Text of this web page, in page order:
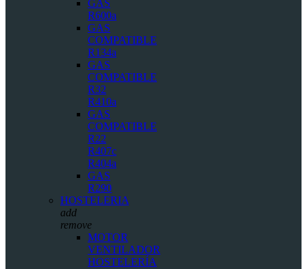
GAS
R600a
GAS
COMPATIBLE
R134a
GAS
COMPATIBLE
R32
R410a
GAS
COMPATIBLE
R22
R407c
R404a
GAS
R290
HOSTELERIA
add
remove
MOTOR
VENTILADOR
HOSTELERÍA